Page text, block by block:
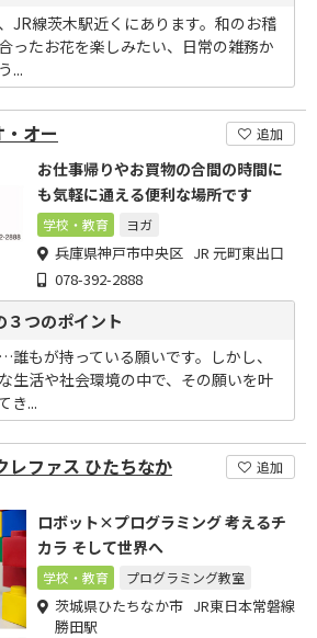
JR線茨木駅近くにあります。和のお稽
ったお花を楽しみたい、日常の雑務か
...
オー 追加
お仕事帰りやお買物の合間の時間に
も気軽に通える便利な場所です
学校・教育 ヨガ
兵庫県神戸市中央区 JR 元町東出口
078-392-2888
３つのポイント
誰もが持っている願いです。しかし、
生活や社会環境の中で、その願いを叶
き...
レファス ひたちなか
追加
ロボット×プログラミング 考えるチ
カラ そして世界へ
学校・教育 プログラミング教室
茨城県ひたちなか市 JR東日本常磐線
勝田駅